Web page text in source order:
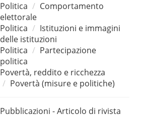
Politica
Comportamento
elettorale
Politica
Istituzioni e immagini
delle istituzioni
Politica
Partecipazione
politica
Povertà, reddito e ricchezza
Povertà (misure e politiche)
Pubblicazioni - Articolo di rivista